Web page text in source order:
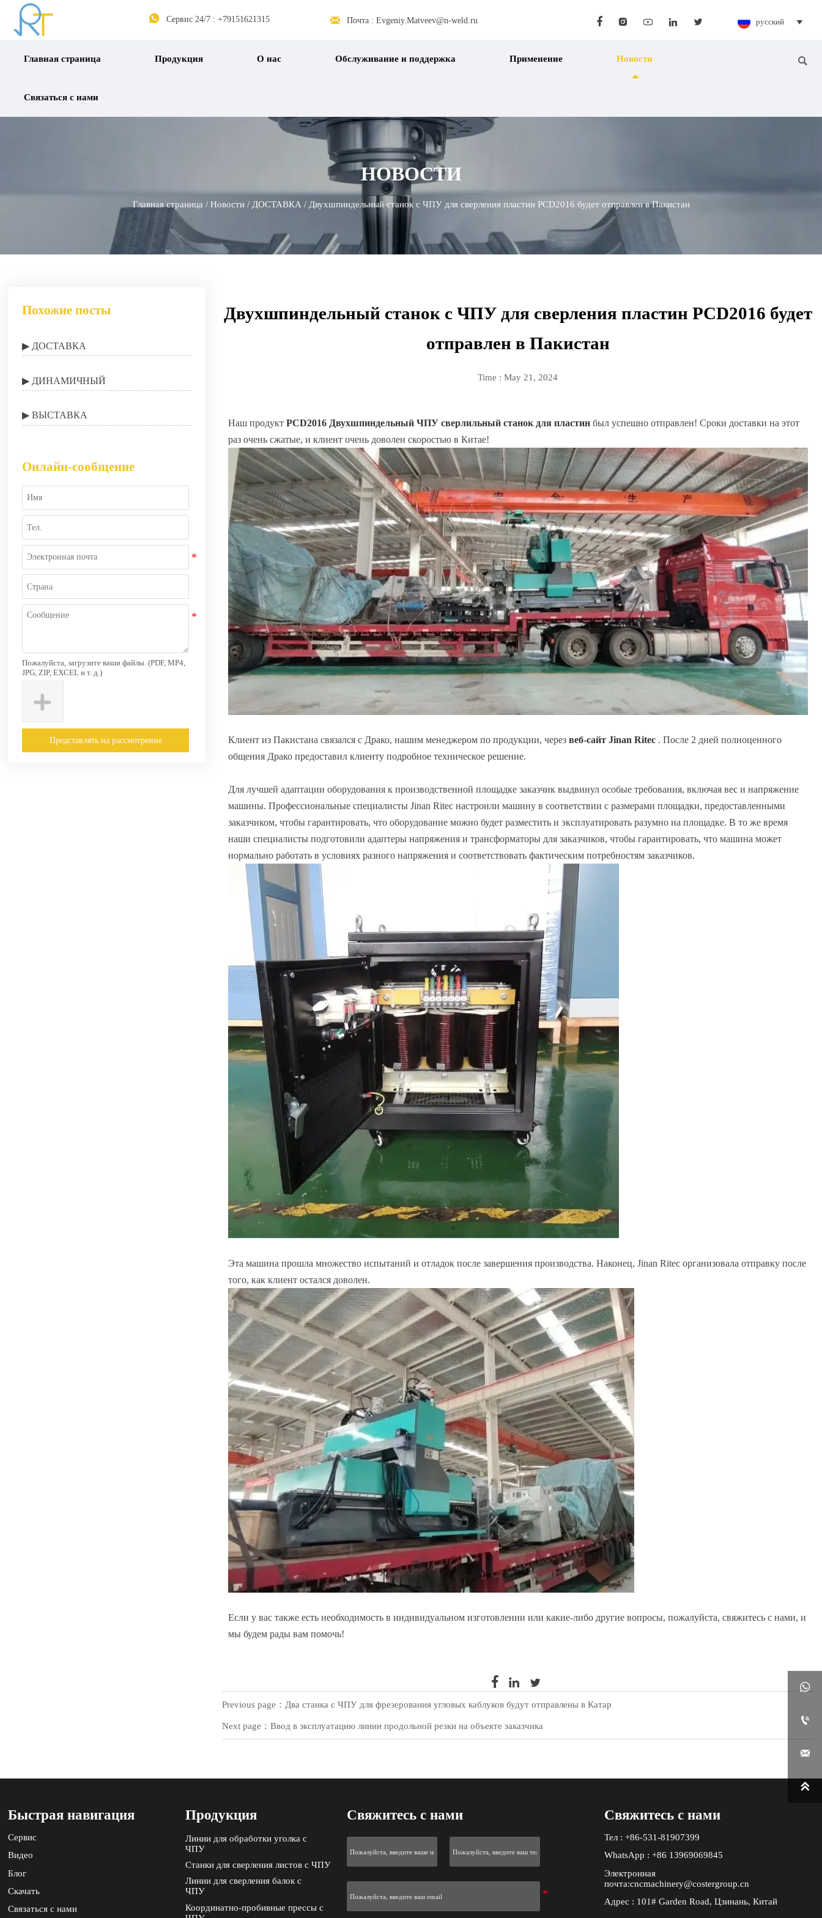
 Сервис 24/7 : +79151621315  Почта : Evgeniy.Matveev@n-weld.ru      русский 
Главная страница Продукция О нас Обслуживание и поддержка Применение Новости
Связаться с нами

НОВОСТИ
Главная страница / Новости/ ДОСТАВКА/ Двухшпиндельный станок с ЧПУ для сверления пластин PCD2016 будет отправлен в Пакистан
Похожие посты
▶ ДОСТАВКА
▶ ДИНАМИЧНЫЙ
▶ ВЫСТАВКА
Онлайн-сообщение
Пожалуйста, загрузите ваши файлы. (PDF, MP4,
JPG, ZIP, EXCEL и т. д.)
Представлять на рассмотрение
Двухшпиндельный станок с ЧПУ для сверления пластин PCD2016 будет
отправлен в Пакистан
Time : May 21, 2024
Наш продукт PCD2016 Двухшпиндельный ЧПУ сверлильный станок для пластинбыл успешно отправлен! Сроки доставки на этот
раз очень сжатые, и клиент очень доволен скоростью в Китае!
Клиент из Пакистана связался с Драко, нашим менеджером по продукции, через веб-сайт Jinan Ritec. После 2 дней полноценного
общения Драко предоставил клиенту подробное техническое решение.
Для лучшей адаптации оборудования к производственной площадке заказчик выдвинул особые требования, включая вес и напряжение
машины. Профессиональные специалисты Jinan Ritec настроили машину в соответствии с размерами площадки, предоставленными
заказчиком, чтобы гарантировать, что оборудование можно будет разместить и эксплуатировать разумно на площадке. В то же время
наши специалисты подготовили адаптеры напряжения и трансформаторы для заказчиков, чтобы гарантировать, что машина может
нормально работать в условиях разного напряжения и соответствовать фактическим потребностям заказчиков.
Эта машина прошла множество испытаний и отладок после завершения производства. Наконец, Jinan Ritec организовала отправку после
того, как клиент остался доволен.
Если у вас также есть необходимость в индивидуальном изготовлении или какие-либо другие вопросы, пожалуйста, свяжитесь с нами, и
мы будем рады вам помочь!
  
Previous page： Два станка с ЧПУ для фрезерования угловых каблуков будут отправлены в Катар
Next page： Ввод в эксплуатацию линии продольной резки на объекте заказчика
Быстрая навигация
Сервис
Видео
Блог
Скачать
Связаться с нами
Продукция
Линии для обработки уголка с
ЧПУ
Станки для сверления листов с ЧПУ
Линии для сверления балок с
ЧПУ
Координатно-пробивные прессы с
Свяжитесь с нами Свяжитесь с нами
Тел : +86-531-81907399
WhatsApp : +86 13969069845
Электронная
почта:cncmachinery@costergroup.cn
Адрес : 101# Garden Road, Цзинань, Китай



